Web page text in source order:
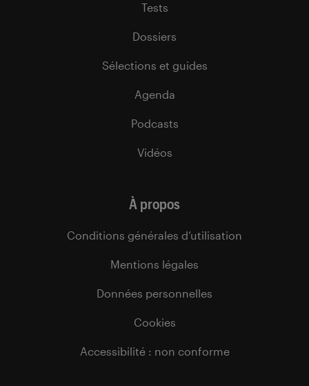
Tests
Dossiers
Sélections et guides
Agenda
Podcasts
Vidéos
À propos
Conditions générales d’utilisation
Mentions légales
Données personnelles
Cookies
Accessibilité : non conforme